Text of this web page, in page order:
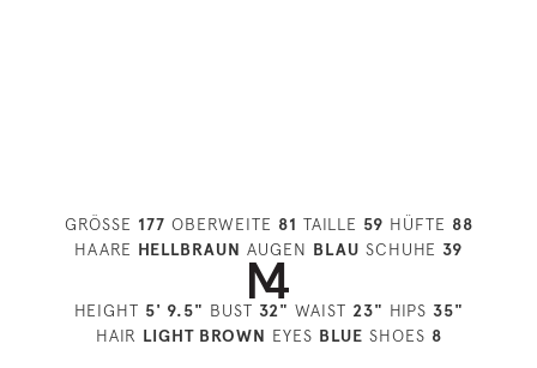
GRÖSSE 177 OBERWEITE 81 TAILLE 59 HÜFTE 88
HAARE HELLBRAUN AUGEN BLAU SCHUHE 39
HEIGHT 5' 9.5" BUST 32" WAIST 23" HIPS 35"
HAIR LIGHT BROWN EYES BLUE SHOES 8